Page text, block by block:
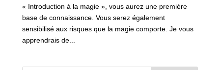
« Introduction à la magie », vous aurez une première
base de connaissance. Vous serez également
sensibilisé aux risques que la magie comporte. Je vous
apprendrais de...